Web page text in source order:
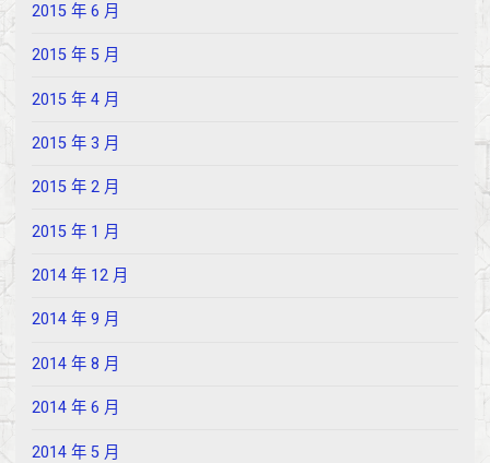
2015 年 6 月
2015 年 5 月
2015 年 4 月
2015 年 3 月
2015 年 2 月
2015 年 1 月
2014 年 12 月
2014 年 9 月
2014 年 8 月
2014 年 6 月
2014 年 5 月